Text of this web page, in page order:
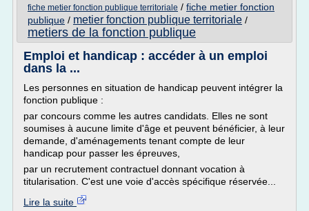
fiche metier fonction publique territoriale / fiche metier fonction
publique / metier fonction publique territoriale /
metiers de la fonction publique
Emploi et handicap : accéder à un emploi
dans la ...
Les personnes en situation de handicap peuvent intégrer la
fonction publique :
par concours comme les autres candidats. Elles ne sont
soumises à aucune limite d'âge et peuvent bénéficier, à leur
demande, d'aménagements tenant compte de leur
handicap pour passer les épreuves,
par un recrutement contractuel donnant vocation à
titularisation. C'est une voie d'accès spécifique réservée...
Lire la suite